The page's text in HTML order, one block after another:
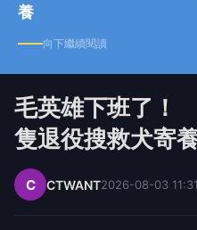
養
向下繼續閱讀
毛英雄下班了！
隻退役搜救犬寄
C CTWANT2026-08-03